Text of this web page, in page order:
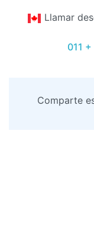
Llamar
011
Comparte